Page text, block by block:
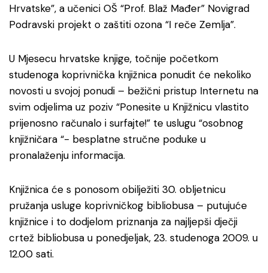
Hrvatske”, a učenici OŠ “Prof. Blaž Mađer” Novigrad
Podravski projekt o zaštiti ozona “I reče Zemlja”.
U Mjesecu hrvatske knjige, točnije početkom
studenoga koprivnička knjižnica ponudit će nekoliko
novosti u svojoj ponudi – bežični pristup Internetu na
svim odjelima uz poziv “Ponesite u Knjižnicu vlastito
prijenosno računalo i surfajte!” te uslugu “osobnog
knjižničara “- besplatne stručne poduke u
pronalaženju informacija.
Knjižnica će s ponosom obilježiti 30. obljetnicu
pružanja usluge koprivničkog bibliobusa – putujuće
knjižnice i to dodjelom priznanja za najljepši dječji
crtež bibliobusa u ponedjeljak, 23. studenoga 2009. u
12.00 sati.